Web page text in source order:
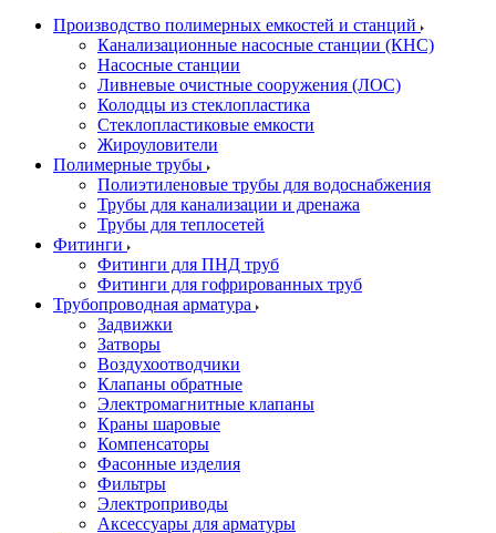
Производство полимерных емкостей и станций
Канализационные насосные станции (КНС)
Насосные станции
Ливневые очистные сооружения (ЛОС)
Колодцы из стеклопластика
Стеклопластиковые емкости
Жироуловители
Полимерные трубы
Полиэтиленовые трубы для водоснабжения
Трубы для канализации и дренажа
Трубы для теплосетей
Фитинги
Фитинги для ПНД труб
Фитинги для гофрированных труб
Трубопроводная арматура
Задвижки
Затворы
Воздухоотводчики
Клапаны обратные
Электромагнитные клапаны
Краны шаровые
Компенсаторы
Фасонные изделия
Фильтры
Электроприводы
Аксессуары для арматуры